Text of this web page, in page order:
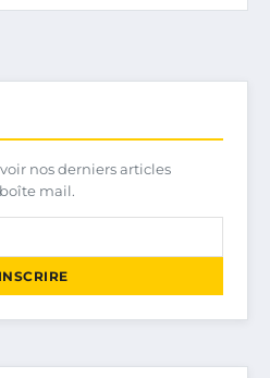
nos derniers articles
mail.